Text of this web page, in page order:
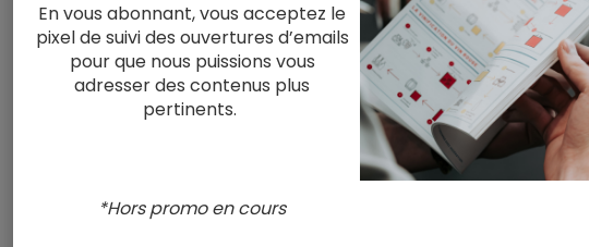
Le renouveau des cépages oubliés
ACTU ET OFFRES DE PRODÉGUSTATION
En vous abonnant, vous acceptez le
pixel de suivi des ouvertures d’emails
pour que nous puissions vous
adresser des contenus plus
pertinents.
*Hors promo en cours